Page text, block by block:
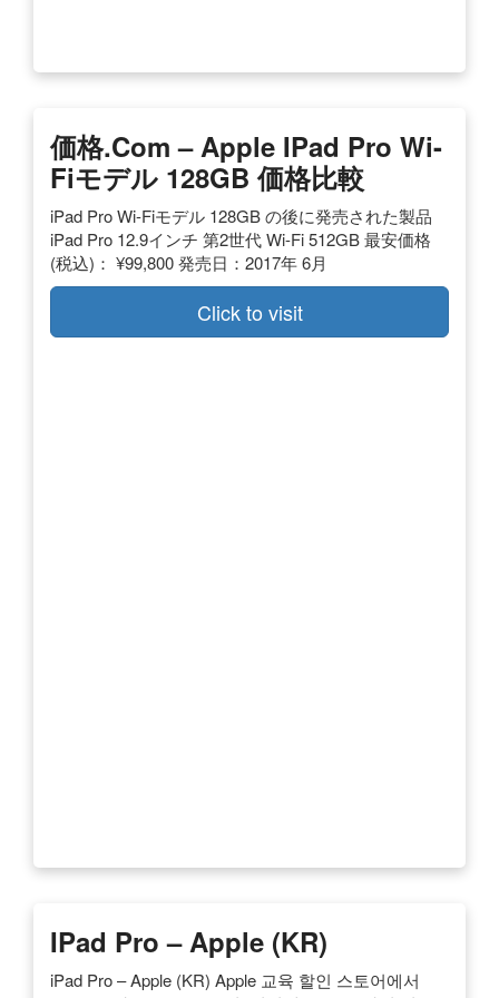
価格.com – Apple IPad Pro Wi-
Fiモデル 128GB 価格比較
iPad Pro Wi-Fiモデル 128GB の後に発売された製品
iPad Pro 12.9インチ 第2世代 Wi-Fi 512GB 最安価格
(税込)： ¥99,800 発売日：2017年 6月
Click to visit
IPad Pro – Apple (KR)
iPad Pro – Apple (KR) Apple 교육 할인 스토어에서